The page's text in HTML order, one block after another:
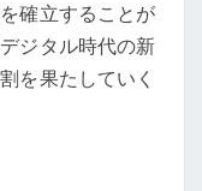
確立することが
ジタル時代の新
を果たしていく